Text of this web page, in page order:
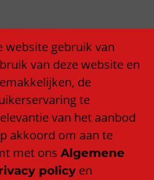
website gebruik van
van deze website en
de
te
van het aanbod
akkoord om aan te
met ons Algemene
policy en